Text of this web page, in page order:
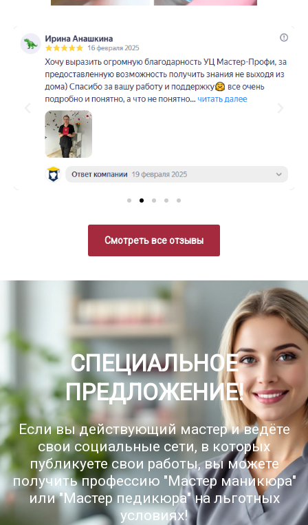
Смотреть все отзывы
СПЕЦИАЛЬНОЕ
ПРЕДЛОЖЕНИЕ!
Если вы действующий мастер и ведёте
свои социальные сети, в которых
публикуете свои работы, вы можете
получить профессию "Мастер маникюра"
или "Мастер педикюра" на льготных
условиях!